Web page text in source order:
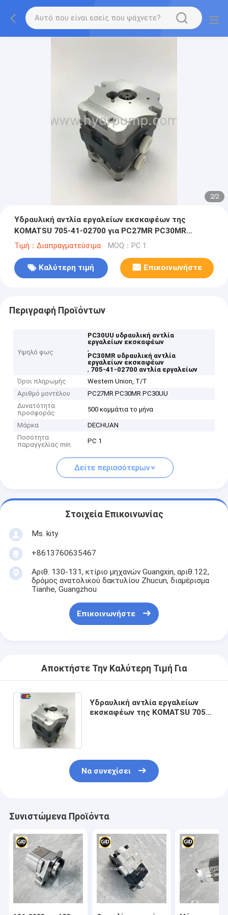
2/2
Υδραυλική αντλία εργαλείων εκσκαφέων της
KOMATSU 705-41-02700 για PC27MR PC30MR
PC30UU
Τιμή：Διαπραγματεύσιμα MOQ：PC 1
Καλύτερη τιμή Επικοινωνήστε
Περιγραφή Προϊόντων
Υψηλό φως
PC30UU υδραυλική αντλία
εργαλείων εκσκαφέων
,
PC30MR υδραυλική αντλία
εργαλείων εκσκαφέων
, 705-41-02700 αντλία εργαλείων
Όροι πληρωμής
Western Union, T/T
Αριθμό μοντέλου
PC27MR PC30MR PC30UU
Δυνατότητα
προσφοράς
500 κομμάτια το μήνα
Μάρκα
DECHUAN
Ποσότητα
παραγγελίας min
PC 1
Δείτε περισσότερων
Στοιχεία Επικοινωνίας
Ms. kity
+8613760635467
Αριθ. 130-131, κτίριο μηχανών Guangxin, αριθ.122,
δρόμος ανατολικού δακτυλίου Zhucun, διαμέρισμα
Tianhe, Guangzhou
Επικοινωνήστε
Αποκτήστε Την Καλύτερη Τιμή Για
Υδραυλική αντλία εργαλείων
εκσκαφέων της KOMATSU 705-
Να συνεχίσει
Συνιστώμενα Προϊόντα